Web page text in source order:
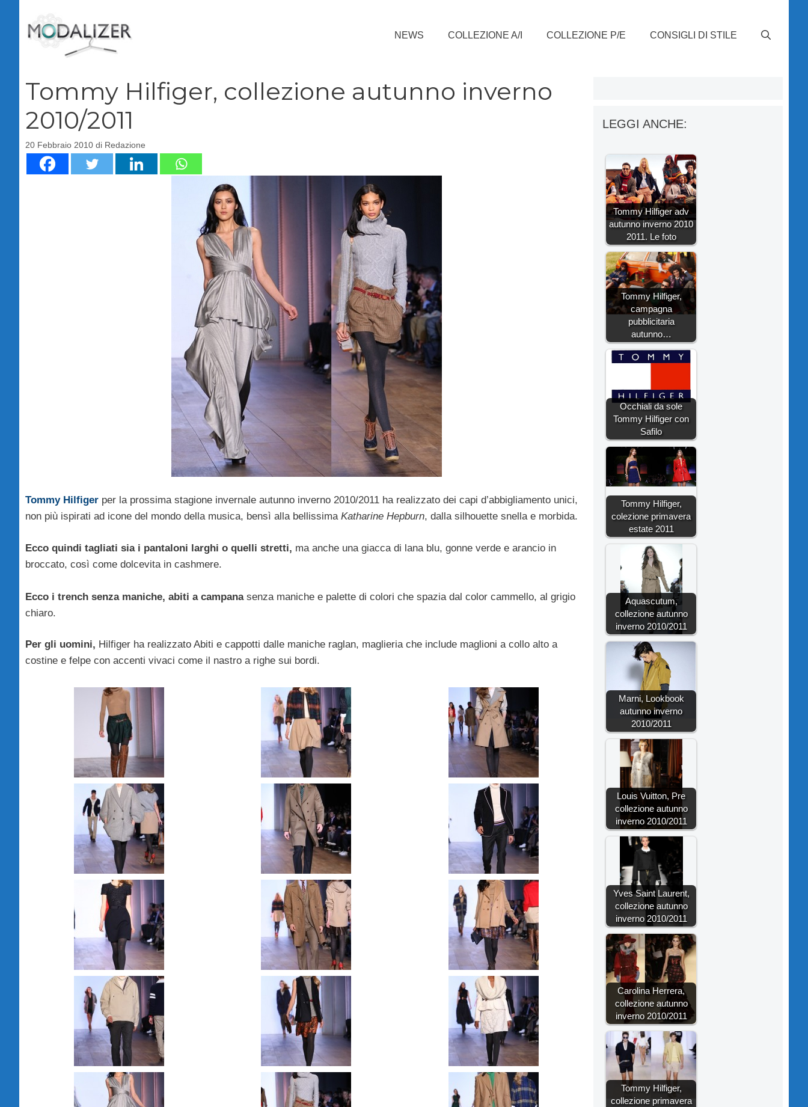
contenuto
NEWS COLLEZIONE A/I COLLEZIONE P/E CONSIGLI DI STILE
Tommy Hilfiger, collezione autunno inverno
2010/2011
20 Febbraio 2010 di Redazione
Tommy Hilfiger per la prossima stagione invernale autunno inverno 2010/2011 ha realizzato dei capi d’abbigliamento unici,
non più ispirati ad icone del mondo della musica, bensì alla bellissima Katharine Hepburn, dalla silhouette snella e morbida.
Ecco quindi tagliati sia i pantaloni larghi o quelli stretti, ma anche una giacca di lana blu, gonne verde e arancio in
broccato, così come dolcevita in cashmere.
Ecco i trench senza maniche, abiti a campanasenza maniche e palette di colori che spazia dal color cammello, al grigio
chiaro.
Per gli uomini, Hilfiger ha realizzato Abiti e cappotti dalle maniche raglan, maglieria che include maglioni a collo alto a
costine e felpe con accenti vivaci come il nastro a righe sui bordi.
LEGGI ANCHE:
Tommy Hilfiger adv
autunno inverno 2010
2011. Le foto
Tommy Hilfiger,
campagna
pubblicitaria
autunno…
Occhiali da sole
Tommy Hilfiger con
Safilo
Tommy Hilfiger,
colezione primavera
estate 2011
Aquascutum,
collezione autunno
inverno 2010/2011
Marni, Lookbook
autunno inverno
2010/2011
Louis Vuitton, Pre
collezione autunno
inverno 2010/2011
Yves Saint Laurent,
collezione autunno
inverno 2010/2011
Carolina Herrera,
collezione autunno
inverno 2010/2011
Tommy Hilfiger,
collezione primavera